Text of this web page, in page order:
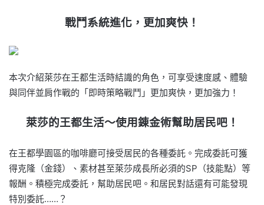
戰鬥系統進化，更加爽快！
本次介紹萊莎在王都生活時結識的角色，可享受速度感、體驗
與同伴並肩作戰的「即時策略戰鬥」更加爽快，更加強力！
萊莎的王都生活～使用錬金術幫助居民吧！
在王都學園區的咖啡廳可接受居民的各種委託。完成委託可獲
得克隆（金錢）、素材甚至萊莎成長所必須的SP（技能點）等
報酬。積極完成委託，幫助居民吧。和居民對話還有可能發現
特別委託……？